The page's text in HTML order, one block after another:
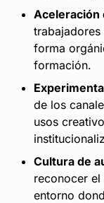
Aceleración
trabajadores
forma
formación.
de los
usos
Cultura de
reconocer
entorno